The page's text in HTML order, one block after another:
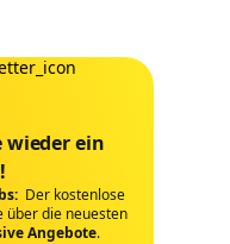
wieder ein
Der kostenlose
über die neuesten
Angebote.